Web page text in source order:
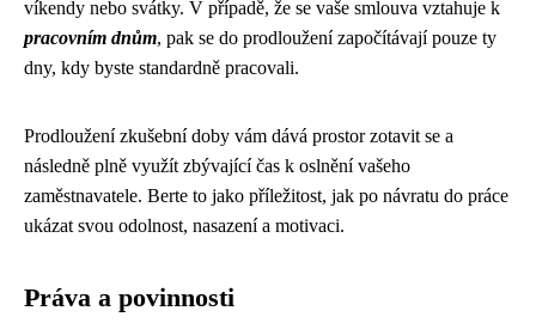
víkendy nebo svátky. V případě, že se vaše smlouva vztahuje k
pracovním dnům, pak se do prodloužení započítávají pouze ty
dny, kdy byste standardně pracovali.
Prodloužení zkušební doby vám dává prostor zotavit se a
následně plně využít zbývající čas k oslnění vašeho
zaměstnavatele. Berte to jako příležitost, jak po návratu do práce
ukázat svou odolnost, nasazení a motivaci.
Práva a povinnosti